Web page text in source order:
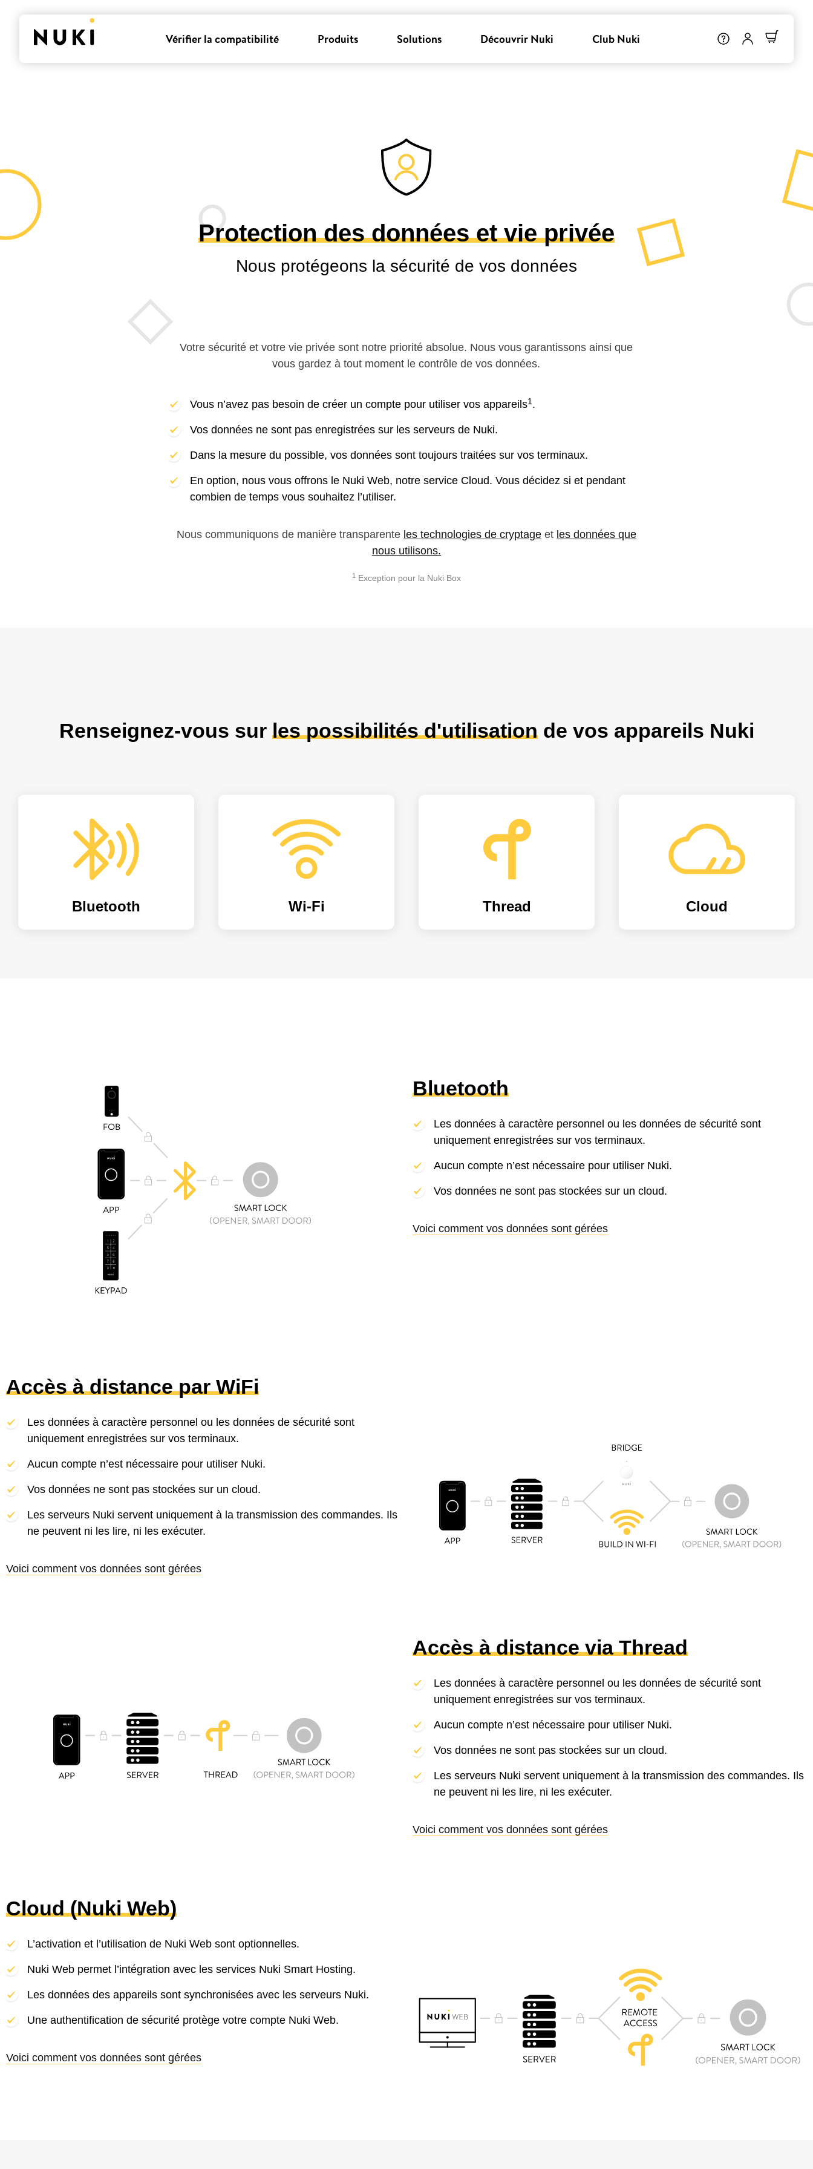
Vérifier la compatibilité Produits Solutions Découvrir Nuki Club Nuki
Protection des données et vie privée
Nous protégeons la sécurité de vos données
Votre sécurité et votre vie privée sont notre priorité absolue. Nous vous garantissons ainsi que
vous gardez à tout moment le contrôle de vos données.
Vous n’avez pas besoin de créer un compte pour utiliser vos appareils1.
Vos données ne sont pas enregistrées sur les serveurs de Nuki.
Dans la mesure du possible, vos données sont toujours traitées sur vos terminaux.
En option, nous vous offrons le Nuki Web, notre service Cloud. Vous décidez si et pendant
combien de temps vous souhaitez l’utiliser.
Nous communiquons de manière transparente les technologies de cryptageet les données que
nous utilisons.
1Exception pour la Nuki Box
Renseignez-vous sur les possibilités d'utilisationde vos appareils Nuki
Bluetooth Wi-Fi Thread Cloud
Bluetooth
Les données à caractère personnel ou les données de sécurité sont
uniquement enregistrées sur vos terminaux.
Aucun compte n’est nécessaire pour utiliser Nuki.
Vos données ne sont pas stockées sur un cloud.
Voici comment vos données sont gérées
Accès à distance par WiFi
Les données à caractère personnel ou les données de sécurité sont
uniquement enregistrées sur vos terminaux.
Aucun compte n’est nécessaire pour utiliser Nuki.
Vos données ne sont pas stockées sur un cloud.
Les serveurs Nuki servent uniquement à la transmission des commandes. Ils
ne peuvent ni les lire, ni les exécuter.
Voici comment vos données sont gérées
Accès à distance via Thread
Les données à caractère personnel ou les données de sécurité sont
uniquement enregistrées sur vos terminaux.
Aucun compte n’est nécessaire pour utiliser Nuki.
Vos données ne sont pas stockées sur un cloud.
Les serveurs Nuki servent uniquement à la transmission des commandes. Ils
ne peuvent ni les lire, ni les exécuter.
Voici comment vos données sont gérées
Cloud (Nuki Web)
L’activation et l’utilisation de Nuki Web sont optionnelles.
Nuki Web permet l’intégration avec les services Nuki Smart Hosting.
Les données des appareils sont synchronisées avec les serveurs Nuki.
Une authentification de sécurité protège votre compte Nuki Web.
Voici comment vos données sont gérées